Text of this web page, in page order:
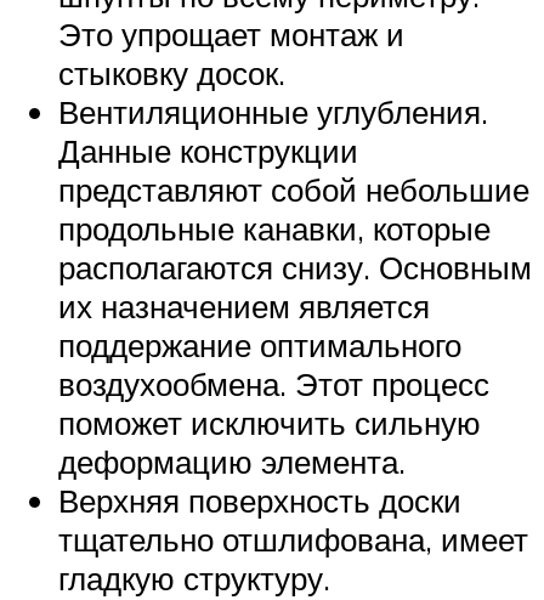
Это упрощает монтаж и
стыковку досок.
Вентиляционные углубления.
Данные конструкции
представляют собой небольшие
продольные канавки, которые
располагаются снизу. Основным
их назначением является
поддержание оптимального
воздухообмена. Этот процесс
поможет исключить сильную
деформацию элемента.
Верхняя поверхность доски
тщательно отшлифована, имеет
гладкую структуру.